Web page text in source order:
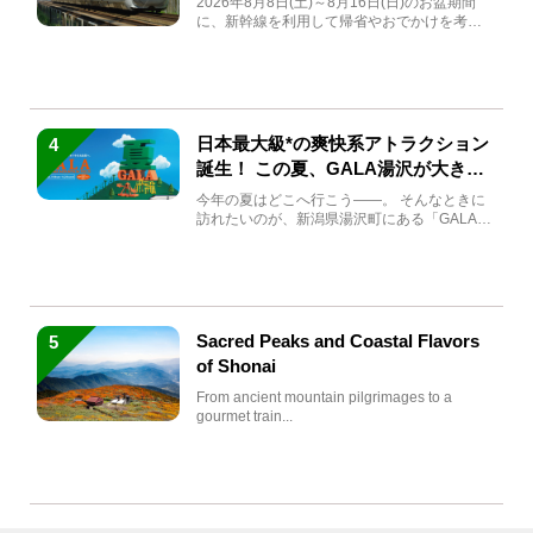
に、新幹線を利用して帰省やおでかけを考え
4
日本最大級*の爽快系アトラクション
誕生！ この夏、GALA湯沢が大きく
生まれ変わる
今年の夏はどこへ行こう――。 そんなときに
訪れたいのが、新潟県湯沢町にある「GALA湯
5
Sacred Peaks and Coastal Flavors
of Shonai
From ancient mountain pilgrimages to a
gourmet train...